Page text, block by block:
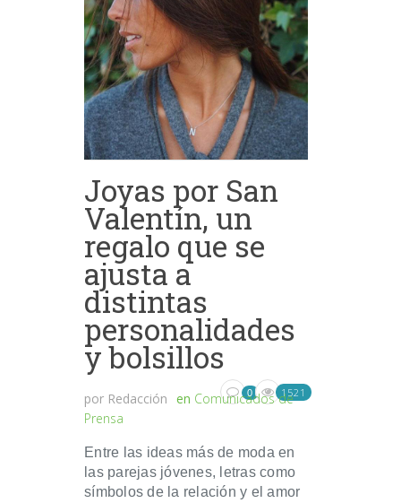
Joyas por San
Valentín, un
regalo que se
ajusta a
distintas
personalidades
y bolsillos
por Redacción en Comunicados de
Prensa
0 1521
Entre las ideas más de moda en
las parejas jóvenes, letras como
símbolos de la relación y el amor